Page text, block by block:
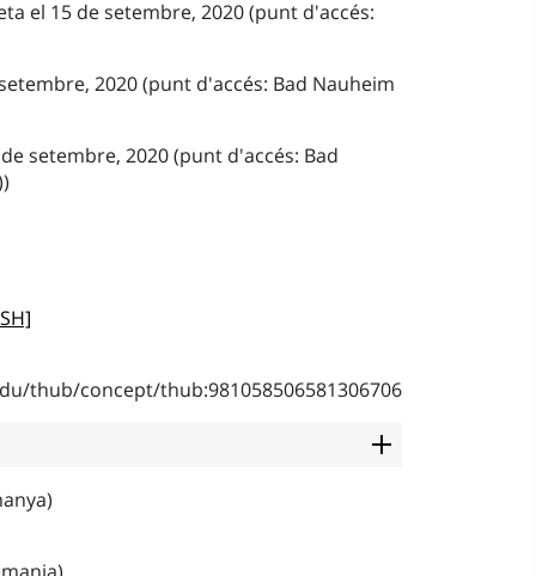
el 15 de setembre, 2020 (punt d'accés:
2020 (punt d'accés: Bad Nauheim
setembre, 2020 (punt d'accés: Bad
thub/concept/thub:981058506581306706